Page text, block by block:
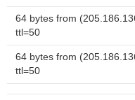
64 bytes from
ttl=50
64 bytes from
ttl=50